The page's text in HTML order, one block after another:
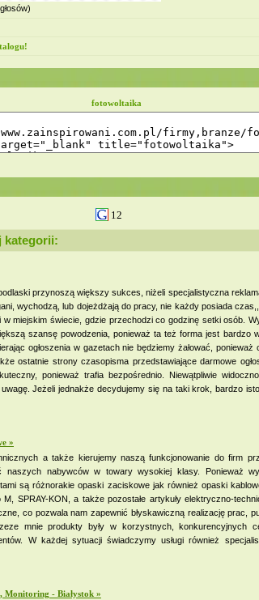
fotowoltaika
12
kategorii:
przynoszą większy sukces, niżeli specjalistyczna
wychodzą, lub dojeżdżają do pracy, nie każdy posiada
w miejskim świecie, gdzie przechodzi co godzinę setki osób.
szansę powodzenia, ponieważ ta też forma jest bardzo
ogłoszenia w gazetach nie będziemy żałować,
ostatnie strony czasopisma przedstawiające darmowe
ponieważ trafia bezpośrednio. Niewątpliwie
Jeżeli jednakże decydujemy się na taki krok, bardzo
»
a także kierujemy naszą funkcjonowanie do firm
nabywców w towary wysokiej klasy. Ponieważ
są różnorakie opaski zaciskowe jak również opaski
SPRAY-KON, a także pozostałe artykuły elektryczno-
co pozwala nam zapewnić błyskawiczną realizację prac,
mnie produkty były w korzystnych, konkurencyjnych
W każdej sytuacji świadczymy usługi również
Monitoring - Białystok »